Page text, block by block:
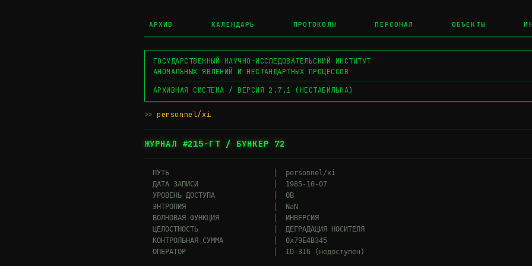
АРХИВ КАЛЕНДАРЬ ПРОТОКОЛЫ ПЕРСОНАЛ ОБЪЕКТЫ
ГОСУДАРСТВЕННЫЙ НАУЧНО-ИССЛЕДОВАТЕЛЬСКИЙ ИНСТИТУТ
АНОМАЛЬНЫХ ЯВЛЕНИЙ И НЕСТАНДАРТНЫХ ПРОЦЕССОВ
АРХИВНАЯ СИСТЕМА / ВЕРСИЯ 2.7.1 (НЕСТАБИЛЬНА)
>> personnel/xi
ЖУРНАЛ #215-ГТ / БУНКЕР 72
  ПУТЬ                         │  personnel/xi
  ДАТА ЗАПИСИ                  │  1985-10-07
  УРОВЕНЬ ДОСТУПА              │  ОВ
  ЭНТРОПИЯ                     │  NaN
  ВОЛНОВАЯ ФУНКЦИЯ             │  ИНВЕРСИЯ
  ЦЕЛОСТНОСТЬ                  │  ДЕГРАДАЦИЯ НОСИТЕЛЯ
  КОНТРОЛЬНАЯ СУММА            │  0x79E4B345